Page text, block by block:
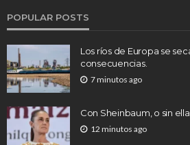
POPULAR POSTS
Los ríos de Europa se
consecuencias.
7 minutos ago
Con Sheinbaum, o sin ella.
12 minutos ago